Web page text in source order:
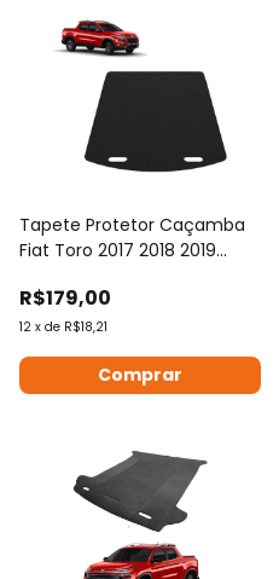
Tapete Protetor Caçamba
Fiat Toro 2017 2018 2019
R$179,00
12 x de R$18,21